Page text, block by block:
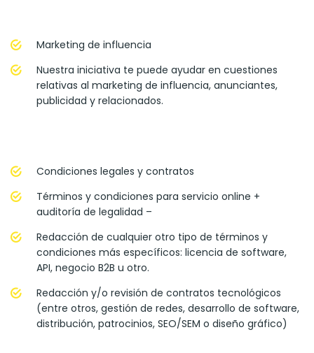
Marketing de influencia
Nuestra iniciativa te puede ayudar en cuestiones
relativas al marketing de influencia, anunciantes,
publicidad y relacionados.
Condiciones legales y contratos
Términos y condiciones para servicio online +
auditoría de legalidad –
Redacción de cualquier otro tipo de términos y
condiciones más específicos: licencia de software,
API, negocio B2B u otro.
Redacción y/o revisión de contratos tecnológicos
(entre otros, gestión de redes, desarrollo de software,
distribución, patrocinios, SEO/SEM o diseño gráfico)